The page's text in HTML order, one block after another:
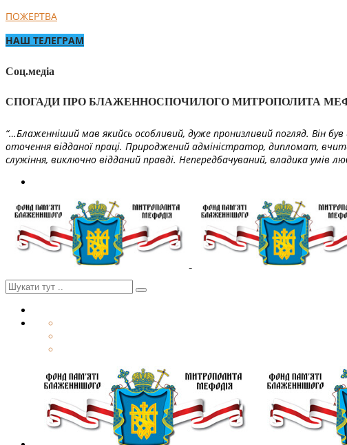
ПОЖЕРТВА
НАШ ТЕЛЕГРАМ
Соц.медіа
СПОГАДИ ПРО БЛАЖЕННОСПОЧИЛОГО МИТРОПОЛИТА
“…Блаженніший мав якийсь особливий, дуже пронизливий погляд. Він
оточення відданої праці. Природжений адміністратор, дипломат,
служіння, виключно відданий правді. Непередбачуваний, владика умів